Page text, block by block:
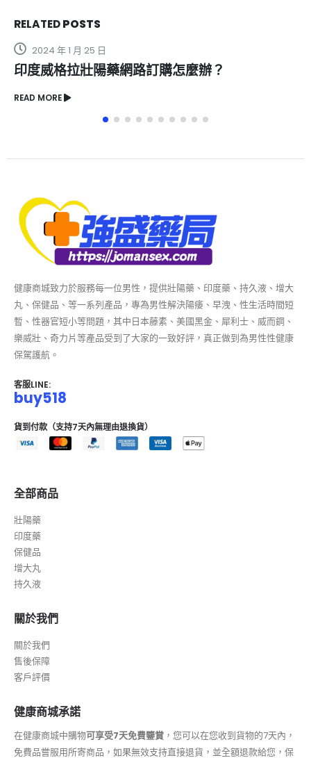
RELATEDPOSTS
？ 美國黑金有什麼作用？
健康商城致力於服務每一位男性，提供壯陽藥、印度藥、持久液、增大
丸、保健品、等一系列產品，專為男性解決陽痿、早洩、性生活時間短
暫、性器官短小等問題，其中日本藤素、美國黑金、犀利士、威而鋼、
樂威壯、奇力片等產品受到了大家的一致好評，真正做到為男性性健康
保駕護航。
客服LINE:
buy518
貨到付款（支持7天內無理由退換貨）
全部商品
壯陽藥
印度藥
保健品
增大丸
持久液
關於我們
關於我們
售後保障
客戶評價
健康商城承諾
在健康商城中購物可享受7天免費鑒賞 ，您可以在您收到貨物的7天內，
免費品嘗服用所寄商品，如果無效支持直接退貨，並全額退款給您，保